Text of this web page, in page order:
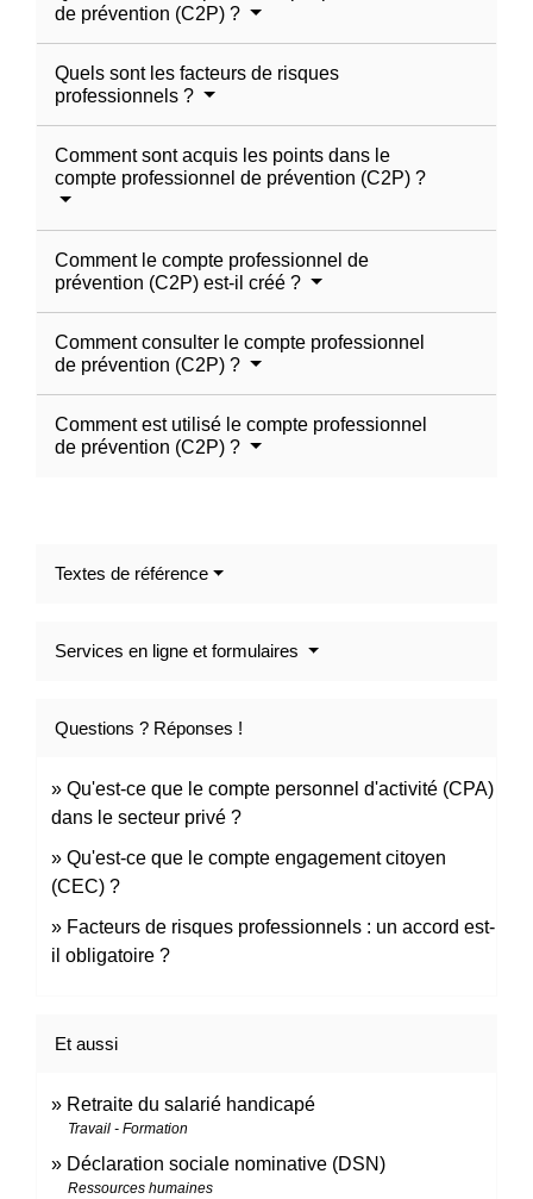
de prévention (C2P) ?
Quels sont les facteurs de risques
professionnels ?
Comment sont acquis les points dans le
compte professionnel de prévention (C2P) ?
Comment le compte professionnel de
prévention (C2P) est-il créé ?
Comment consulter le compte professionnel
de prévention (C2P) ?
Comment est utilisé le compte professionnel
de prévention (C2P) ?
Textes de référence
Services en ligne et formulaires
Questions ? Réponses !
Qu'est-ce que le compte personnel d'activité (CPA)
dans le secteur privé ?
Qu'est-ce que le compte engagement citoyen
(CEC) ?
Facteurs de risques professionnels : un accord est-
il obligatoire ?
Et aussi
Retraite du salarié handicapé
Travail - Formation
Déclaration sociale nominative (DSN)
Ressources humaines